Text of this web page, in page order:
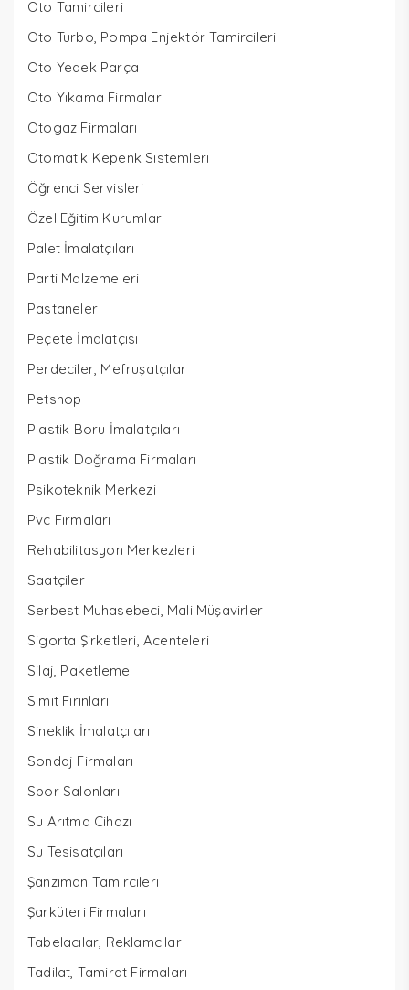
Oto Tamircileri
Oto Turbo, Pompa Enjektör Tamircileri
Oto Yedek Parça
Oto Yıkama Firmaları
Otogaz Firmaları
Otomatik Kepenk Sistemleri
Öğrenci Servisleri
Özel Eğitim Kurumları
Palet İmalatçıları
Parti Malzemeleri
Pastaneler
Peçete İmalatçısı
Perdeciler, Mefruşatçılar
Petshop
Plastik Boru İmalatçıları
Plastik Doğrama Firmaları
Psikoteknik Merkezi
Pvc Firmaları
Rehabilitasyon Merkezleri
Saatçiler
Serbest Muhasebeci, Mali Müşavirler
Sigorta Şirketleri, Acenteleri
Silaj, Paketleme
Simit Fırınları
Sineklik İmalatçıları
Sondaj Firmaları
Spor Salonları
Su Arıtma Cihazı
Su Tesisatçıları
Şanzıman Tamircileri
Şarküteri Firmaları
Tabelacılar, Reklamcılar
Tadilat, Tamirat Firmaları